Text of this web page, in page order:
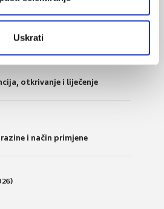
Uskrati
otkrivanje i liječenje
i način primjene